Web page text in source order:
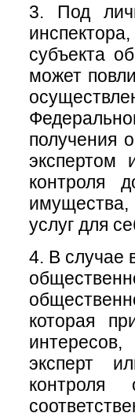
3. Под
субъекта
может
получения
экспертом
контроля
услуг для
4. В случае
которая
эксперт
контроля